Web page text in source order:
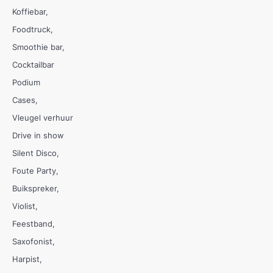
Koffiebar
Foodtruck
Smoothie bar
Cocktailbar
Podium
Cases
Vleugel verhuur
Drive in show
Silent Disco
Foute Party
Buikspreker
Violist
Feestband
Saxofonist
Harpist